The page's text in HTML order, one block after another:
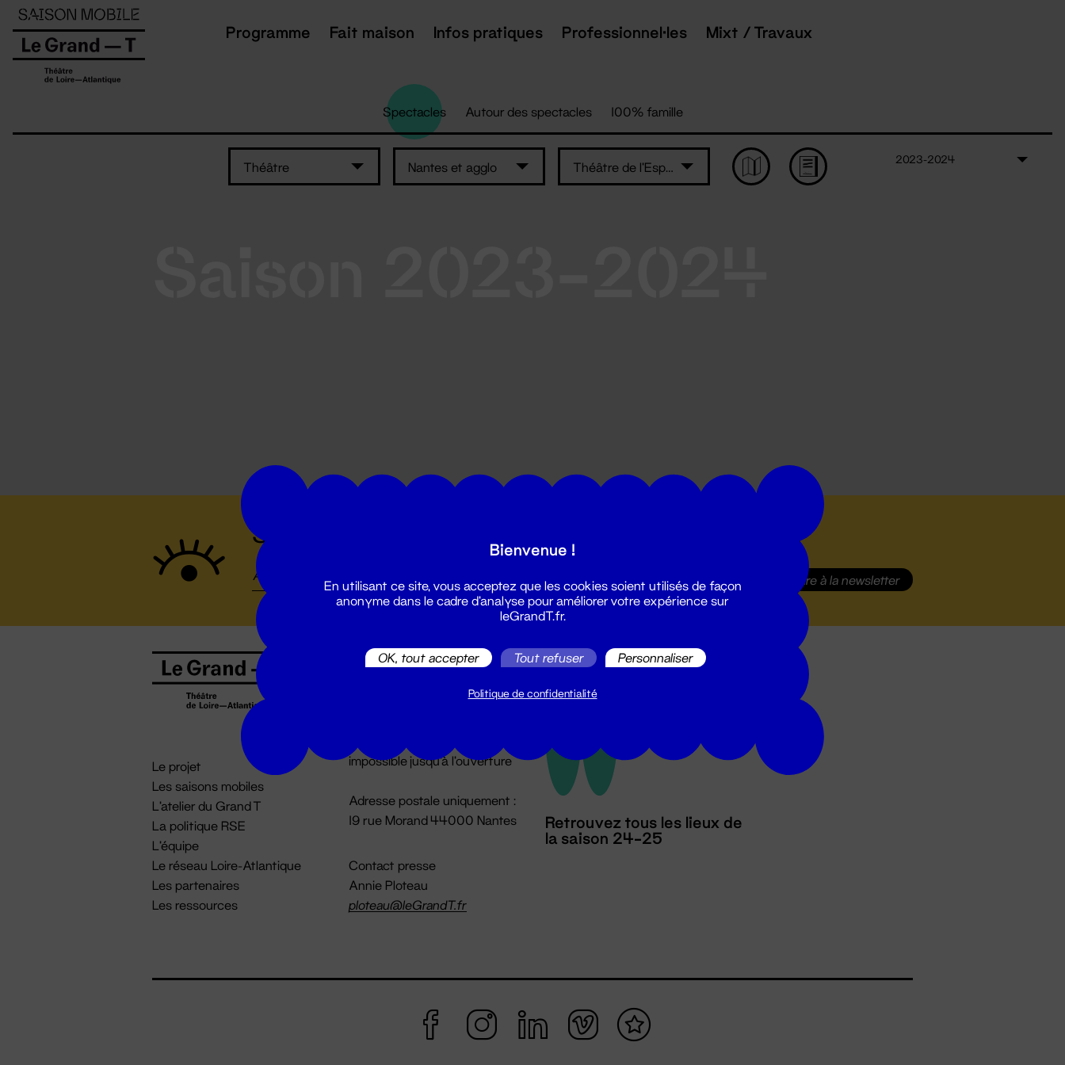
Programme Fait maison Infos pratiques Professionnel·les Mixt / Travaux
Spectacles Autour des spectacles 100% famille
Théâtre Nantes et agglo Théâtre de l'Espace de Retz
2023-2024
Suivez toutes les actualités du Grand T :
S'inscrire à la newsletter
Le projet
Les saisons mobiles
L'atelier du Grand T
La politique RSE
L'équipe
Le réseau Loire-Atlantique
Les partenaires
Les ressources
Billetterie
billetterie@leGrandT.fr
impossible jusqu'à l'ouverture
Adresse postale uniquement :
19 rue Morand 44000 Nantes
Contact presse
Annie Ploteau
ploteau@leGrandT.fr
Retrouvez tous les lieux de
la saison 24-25
Panneau de gestion des cookies
Bienvenue !
En utilisant ce site, vous acceptez que les cookies soient utilisés de façon
anonyme dans le cadre d'analyse pour améliorer votre expérience sur
leGrandT.fr.
OK, tout accepter Tout refuser Personnaliser
Politique de confidentialité